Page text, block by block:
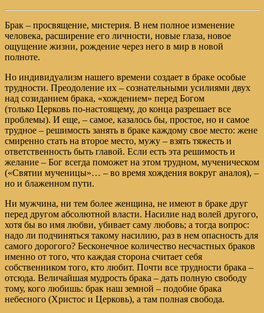
Брак – просвящение, мистерия. В нем полное изменение
человека, расширение его личности, новые глаза, новое
ощущение жизни, рождение через него в мир в новой
полноте.
Но индивидуализм нашего времени создает в браке особые
трудности. Преодоление их – сознательными усилиями двух
над созиданием брака, «хождением» перед Богом
(только Церковь по-настоящему, до конца разрешает все
проблемы). И еще, – самое, казалось бы, простое, но и самое
трудное – решимость занять в браке каждому свое место: жене
смиренно стать на второе место, мужу – взять тяжесть и
ответственность быть главой. Если есть эта решимость и
желание – Бог всегда поможет на этом трудном, мученическом
(«Святии мученицы»… – во время хождения вокруг аналоя), –
но и блаженном пути.
Ни мужчина, ни тем более женщина, не имеют в браке друг
перед другом абсолютной власти. Насилие над волей другого,
хотя бы во имя любви, убивает саму любовь; а тогда вопрос:
надо ли подчиняться такому насилию, раз в нем опасность для
самого дорогого? Бесконечное количество несчастных браков
именно от того, что каждая сторона считает себя
собственником того, кто любит. Почти все трудности брака –
отсюда. Величайшая мудрость брака – дать полную свободу
тому, кого любишь: брак наш земной – подобие брака
небесного (Христос и Церковь), а там полная свобода.